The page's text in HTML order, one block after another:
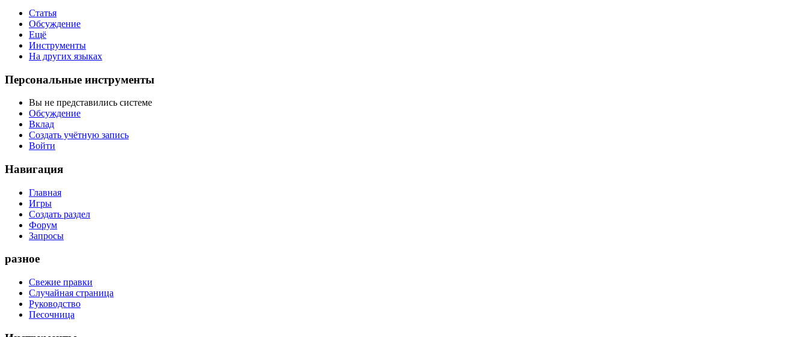
Статья
Обсуждение
Ещё
Инструменты
На других языках
Персональные инструменты
Вы не представились системе
Обсуждение
Вклад
Создать учётную запись
Войти
Навигация
Главная
Игры
Создать раздел
Форум
Запросы
разное
Свежие правки
Случайная страница
Руководство
Песочница